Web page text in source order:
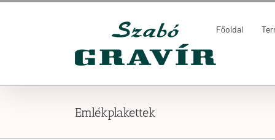
Kihagyás
Főoldal
Emlékplakettek